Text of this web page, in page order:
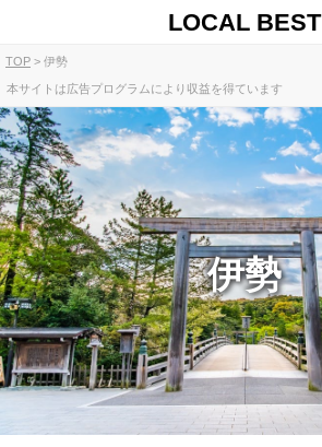
LOCAL BEST
TOP 伊勢
本サイトは広告プログラムにより収益を得ています
伊勢